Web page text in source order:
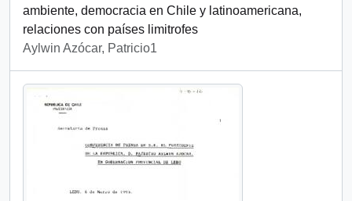
ambiente, democracia en Chile y latinoamericana,
relaciones con países limitrofes
Aylwin Azócar, Patricio1